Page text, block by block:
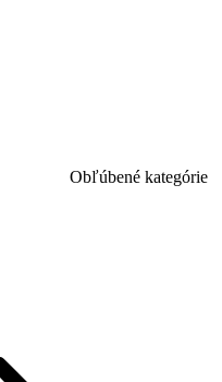
Obľúbené kategórie